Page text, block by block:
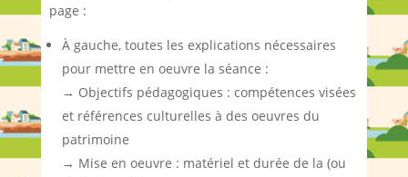
page :
À gauche, toutes les explications nécessaires
pour mettre en oeuvre la séance :
→ Objectifs pédagogiques : compétences visées
et références culturelles à des oeuvres du
patrimoine
→ Mise en oeuvre : matériel et durée de la (ou